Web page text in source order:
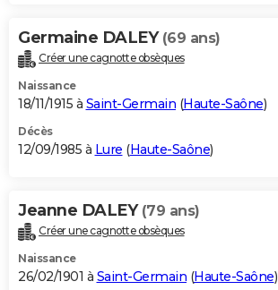
Germaine DALEY (69 ans)
Créer une cagnotte obsèques
Naissance
18/11/1915 à Saint-Germain (Haute-Saône)
Décès
12/09/1985 à Lure (Haute-Saône)
Jeanne DALEY (79 ans)
Créer une cagnotte obsèques
Naissance
26/02/1901 à Saint-Germain (Haute-Saône)